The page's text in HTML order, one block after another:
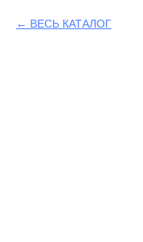
ВЕСЬ КАТАЛОГ